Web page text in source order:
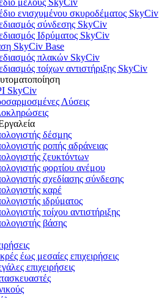
μέλους SkyCiv
ενισχυμένου σκυροδέματος SkyCiv
σύνδεσης SkyCiv
Ιδρύματος SkyCiv
SkyCiv Base
πλακών SkyCiv
τοίχων αντιστήριξης SkyCiv
SkyCiv
Λύσεις
δέσμης
ροπής αδράνειας
ζευκτόντων
φορτίου ανέμου
σχεδίασης σύνδεσης
καρέ
ιδρύματος
τοίχου αντιστήριξης
βάσης
έως μεσαίες επιχειρήσεις
επιχειρήσεις